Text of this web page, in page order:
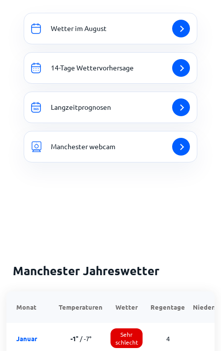
Wetter im August
14-Tage Wettervorhersage
Langzeitprognosen
Manchester webcam
Manchester Jahreswetter
Monat Temperaturen Wetter Regentage
Januar -1°/-7°
Sehr
schlecht
4